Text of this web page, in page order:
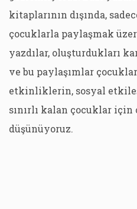
kitaplarının dışında,
çocuklarla paylaşmak
yazdılar, oluşturdukları
ve bu paylaşımlar
etkinliklerin, sosyal
sınırlı kalan çocuklar
düşünüyoruz.